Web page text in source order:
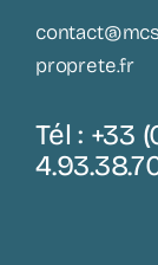
proprete.fr
Tél : +33